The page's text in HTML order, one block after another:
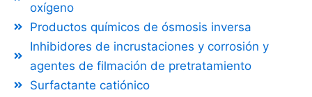
oxígeno
Productos químicos de ósmosis inversa
Inhibidores de incrustaciones y corrosión y
agentes de filmación de pretratamiento
Surfactante catiónico